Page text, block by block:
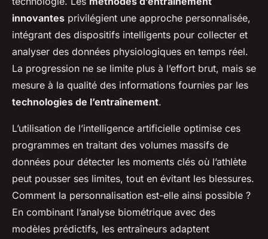
innovantes privilégient une approche personnalisée,
intégrant des dispositifs intelligents pour collecter et
analyser des données physiologiques en temps réel.
La progression ne se limite plus à l’effort brut, mais se
mesure à la qualité des informations fournies par les
technologies de l’entraînement.
L’utilisation de l’intelligence artificielle optimise ces
programmes en traitant des volumes massifs de
données pour détecter les moments clés où l’athlète
peut pousser ses limites, tout en évitant les blessures.
Comment la personnalisation est-elle ainsi possible ?
En combinant l’analyse biométrique avec des
modèles prédictifs, les entraîneurs adaptent